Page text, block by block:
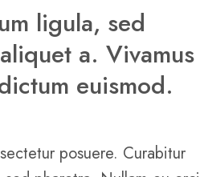
ligula, sed
a. Vivamus
euismod.
posuere. Curabitur